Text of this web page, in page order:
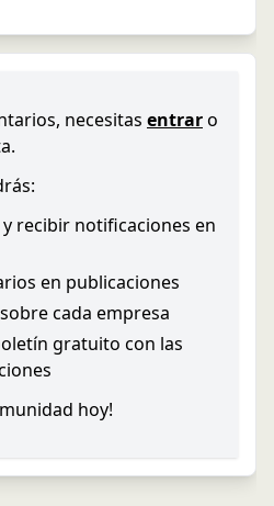
necesitas entraro
recibir notificaciones en
en publicaciones
cada empresa
gratuito con las
hoy!